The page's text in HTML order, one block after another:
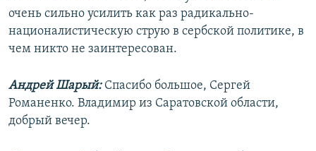
очень сильно усилить как раз радикально-
националистическую струю в сербской политике, в
чем никто не заинтересован.
Андрей Шарый: Спасибо большое, Сергей
Романенко. Владимир из Саратовской области,
добрый вечер.